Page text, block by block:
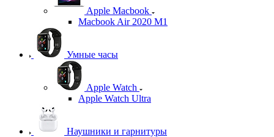
Apple Macbook
Macbook Air 2020 M1
Умные часы
Apple Watch
Apple Watch Ultra
Наушники и гарнитуры